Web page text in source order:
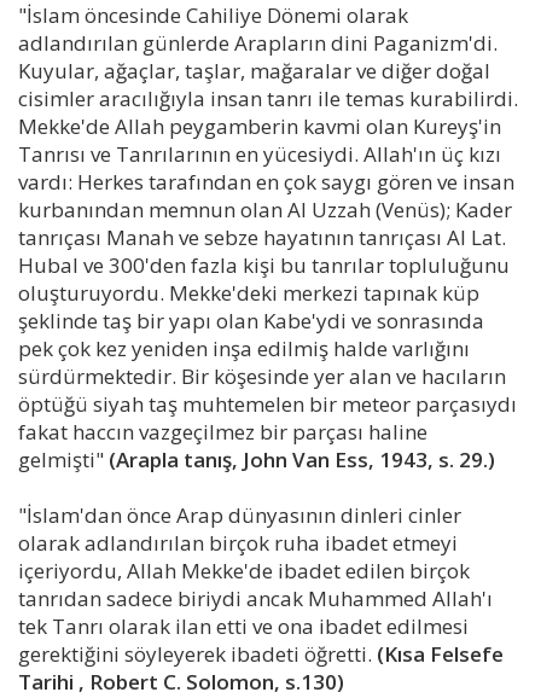
"İslam öncesinde Cahiliye Dönemi olarak
adlandırılan günlerde Arapların dini Paganizm'di.
Kuyular, ağaçlar, taşlar, mağaralar ve diğer doğal
cisimler aracılığıyla insan tanrı ile temas kurabilirdi.
Mekke'de Allah peygamberin kavmi olan Kureyş'in
Tanrısı ve Tanrılarının en yücesiydi. Allah'ın üç kızı
vardı: Herkes tarafından en çok saygı gören ve insan
kurbanından memnun olan Al Uzzah (Venüs); Kader
tanrıçası Manah ve sebze hayatının tanrıçası Al Lat.
Hubal ve 300'den fazla kişi bu tanrılar topluluğunu
oluşturuyordu. Mekke'deki merkezi tapınak küp
şeklinde taş bir yapı olan Kabe'ydi ve sonrasında
pek çok kez yeniden inşa edilmiş halde varlığını
sürdürmektedir. Bir köşesinde yer alan ve hacıların
öptüğü siyah taş muhtemelen bir meteor parçasıydı
fakat haccın vazgeçilmez bir parçası haline
gelmişti" (Arapla tanış, John Van Ess, 1943, s. 29.)
"İslam'dan önce Arap dünyasının dinleri cinler
olarak adlandırılan birçok ruha ibadet etmeyi
içeriyordu, Allah Mekke'de ibadet edilen birçok
tanrıdan sadece biriydi ancak Muhammed Allah'ı
tek Tanrı olarak ilan etti ve ona ibadet edilmesi
gerektiğini söyleyerek ibadeti öğretti. (Kısa Felsefe
Tarihi , Robert C. Solomon, s.130)